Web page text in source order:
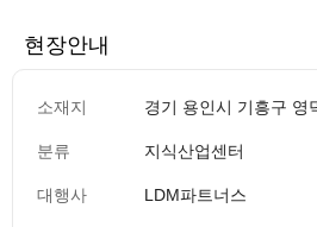
현장안내
소재지 경기 용인시 기흥구 영
분류 지식산업센터
대행사 LDM파트너스